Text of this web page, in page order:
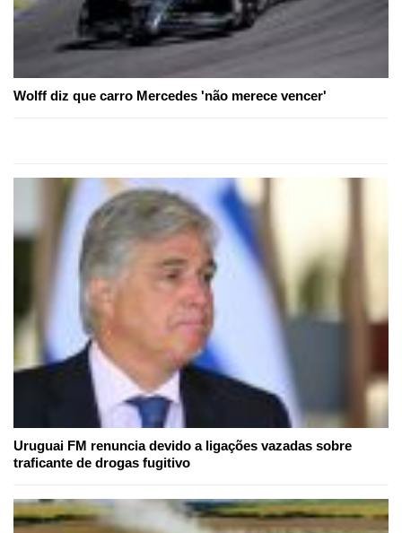
Wolff diz que carro Mercedes 'não merece vencer'
Uruguai FM renuncia devido a ligações vazadas sobre
traficante de drogas fugitivo